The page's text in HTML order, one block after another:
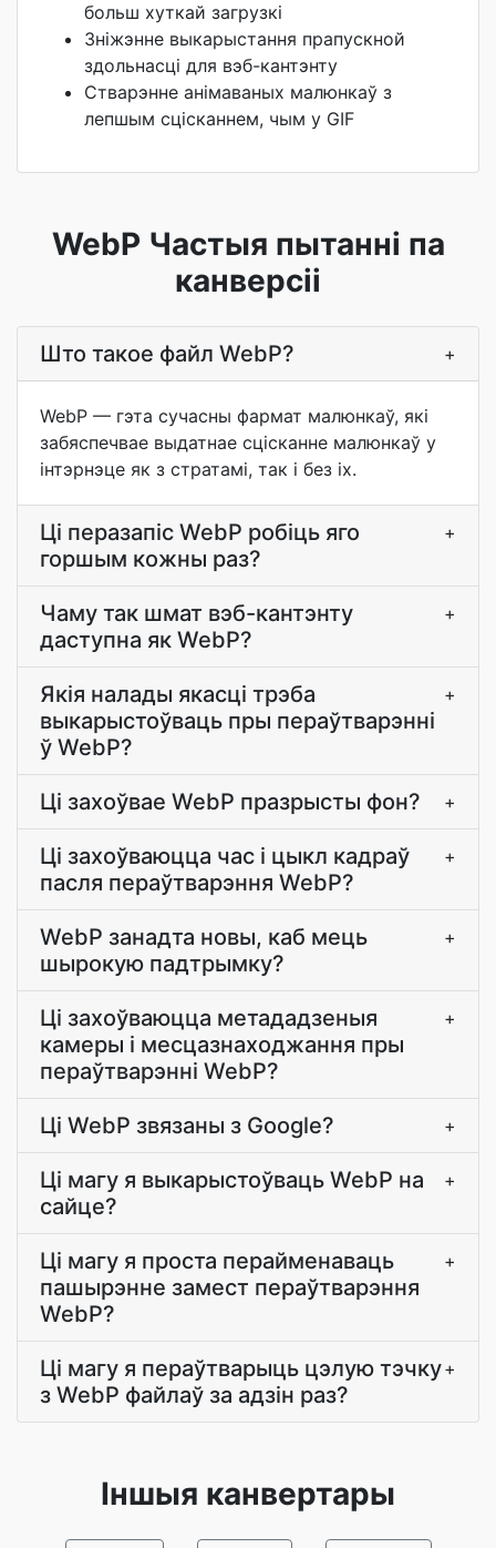
больш хуткай загрузкі
Зніжэнне выкарыстання прапускной
здольнасці для вэб-кантэнту
Стварэнне анімаваных малюнкаў з
лепшым сцісканнем, чым у GIF
WebP Частыя пытанні па
канверсіі
Што такое файл WebP? +
WebP — гэта сучасны фармат малюнкаў, які
забяспечвае выдатнае сцісканне малюнкаў у
інтэрнэце як з стратамі, так і без іх.
Ці перазапіс WebP робіць яго
горшым кожны раз?
+
Чаму так шмат вэб-кантэнту
даступна як WebP?
+
Якія налады якасці трэба
выкарыстоўваць пры пераўтварэнні
ў WebP?
+
Ці захоўвае WebP празрысты фон? +
Ці захоўваюцца час і цыкл кадраў
пасля пераўтварэння WebP?
+
WebP занадта новы, каб мець
шырокую падтрымку?
+
Ці захоўваюцца метададзеныя
камеры і месцазнаходжання пры
пераўтварэнні WebP?
+
Ці WebP звязаны з Google? +
Ці магу я выкарыстоўваць WebP на
сайце?
+
Ці магу я проста перайменаваць
пашырэнне замест пераўтварэння
WebP?
+
Ці магу я пераўтварыць цэлую тэчку
з WebP файлаў за адзін раз?
+
Іншыя канвертары